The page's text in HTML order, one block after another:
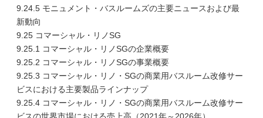
9.24.5 モニュメント・バスルームズの主要ニュースおよび最
新動向
9.25 コマーシャル・リノSG
9.25.1 コマーシャル・リノSGの企業概要
9.25.2 コマーシャル・リノSGの事業概要
9.25.3 コマーシャル・リノ・SGの商業用バスルーム改修サー
ビスにおける主要製品ラインナップ
9.25.4 コマーシャル・リノ・SGの商業用バスルーム改修サー